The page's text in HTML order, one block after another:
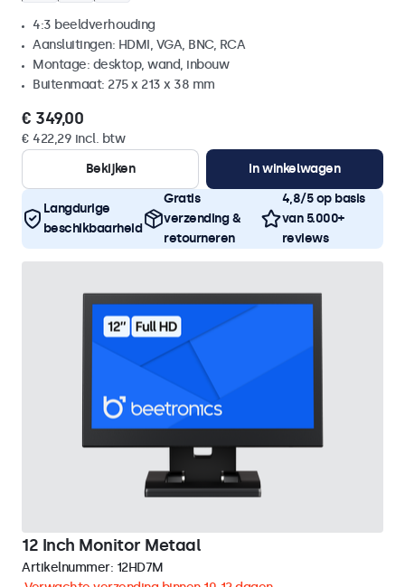
4:3 beeldverhouding
Aansluitingen: HDMI, VGA, BNC, RCA
Montage: desktop, wand, inbouw
Buitenmaat: 275 x 213 x 38 mm
€ 349,00
€ 422,29 incl. btw
Bekijken
In winkelwagen
Langdurige
beschikbaarheid
Gratis
verzending &
retourneren
4,8/5 op basis
van 5.000+
reviews
12 Inch Monitor Metaal
Artikelnummer: 12HD7M